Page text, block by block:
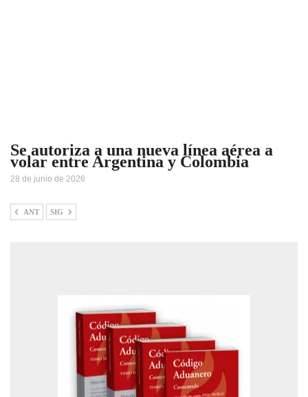
Se autoriza a una nueva línea aérea a
volar entre Argentina y Colombia
28 de junio de 2026
ANT SIG